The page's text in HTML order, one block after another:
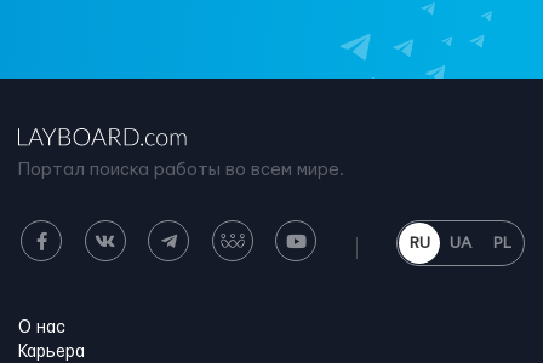
Портал поиска работы во всем мире.
RU UA PL
О нас
Карьера